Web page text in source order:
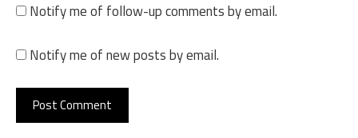
Notify me of follow-up comments by email.
Notify me of new posts by email.